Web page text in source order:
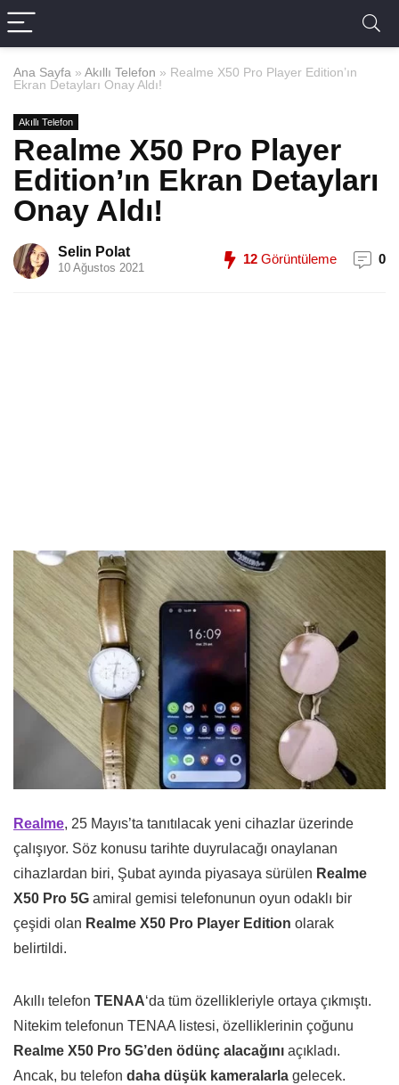
Ana Sayfa » Akıllı Telefon » Realme X50 Pro Player Edition’ın
Ekran Detayları Onay Aldı!
Akıllı Telefon
Realme X50 Pro Player
Edition’ın Ekran Detayları
Onay Aldı!
Selin Polat
10 Ağustos 2021
12 Görüntüleme 0
Realme, 25 Mayıs’ta tanıtılacak yeni cihazlar üzerinde
çalışıyor. Söz konusu tarihte duyrulacağı onaylanan
cihazlardan biri, Şubat ayında piyasaya sürülen Realme
X50 Pro 5G amiral gemisi telefonunun oyun odaklı bir
çeşidi olan Realme X50 Pro Player Edition olarak
belirtildi.
Akıllı telefon TENAA‘da tüm özellikleriyle ortaya çıkmıştı.
Nitekim telefonun TENAA listesi, özelliklerinin çoğunu
Realme X50 Pro 5G’den ödünç alacağını açıkladı.
Ancak, bu telefon daha düşük kameralarla gelecek.